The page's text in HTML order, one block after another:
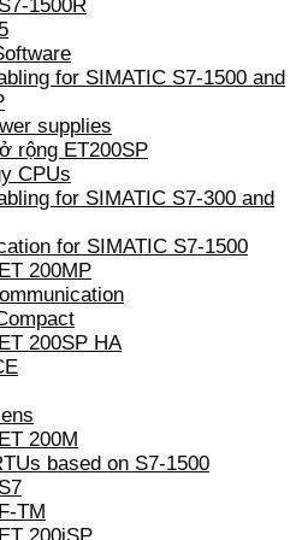
1500R
for SIMATIC S7-1500 and
supplies
rộng ET200SP
CPUs
for SIMATIC S7-300 and
for SIMATIC S7-1500
200MP
200SP HA
200M
based on S7-1500
TM